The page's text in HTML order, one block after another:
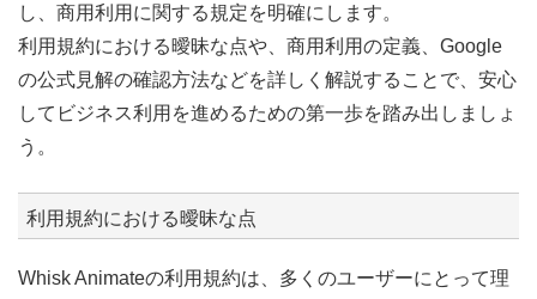
し、商用利用に関する規定を明確にします。
利用規約における曖昧な点や、商用利用の定義、Google
の公式見解の確認方法などを詳しく解説することで、安心
してビジネス利用を進めるための第一歩を踏み出しましょ
う。
利用規約における曖昧な点
Whisk Animateの利用規約は、多くのユーザーにとって理